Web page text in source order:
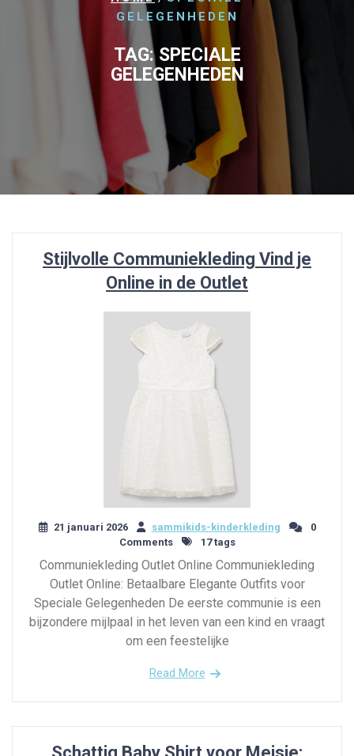
GELEGENHEDEN
TAG:SPECIALE
GELEGENHEDEN
Stijlvolle Communiekleding Vind je
Online in de Outlet
21 januari 2026 sammikids-kinderkleding
0
Comments
17 tags
Communiekleding Outlet Online Communiekleding
Outlet Online: Betaalbare Elegante Outfits voor
Speciale Gelegenheden De eerste communie is een
bijzondere mijlpaal in het leven van een kind en vraagt
om een feestelijke
Read More